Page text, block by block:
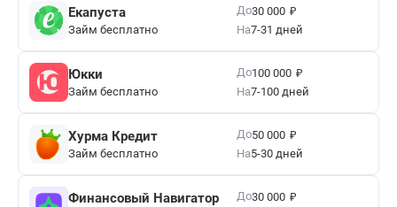
Екапуста
Займ бесплатно
До30 000 ₽
На7-31 дней
Юкки
Займ бесплатно
До100 000 ₽
На7-100 дней
Хурма Кредит
Займ бесплатно
До50 000 ₽
На5-30 дней
Финансовый Навигатор До30 000 ₽